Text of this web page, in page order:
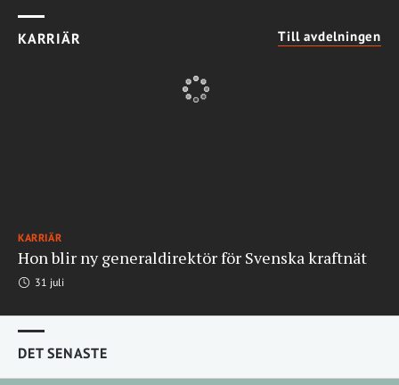
KARRIÄR Till avdelningen
KARRIÄR
Hon blir ny generaldirektör för Svenska kraftnät
31 juli
DET SENASTE